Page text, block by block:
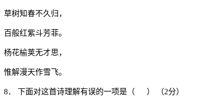
草树知春不久归，
百般红紫斗芳菲。
杨花榆荚无才思，
惟解漫天作雪飞。
8． 下面对这首诗理解有误的一项是（ ） （2分）